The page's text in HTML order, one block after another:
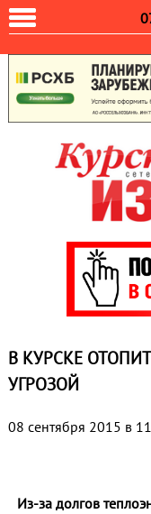
В КУРСКЕ
УГРОЗОЙ
08 сентября 2015 в
Из-за долгов